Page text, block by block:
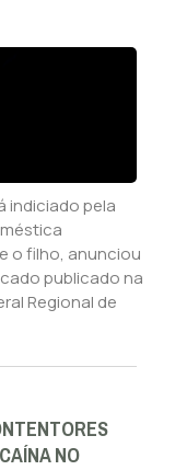
indiciado pela
o filho, anunciou
publicado na
Regional de
NO